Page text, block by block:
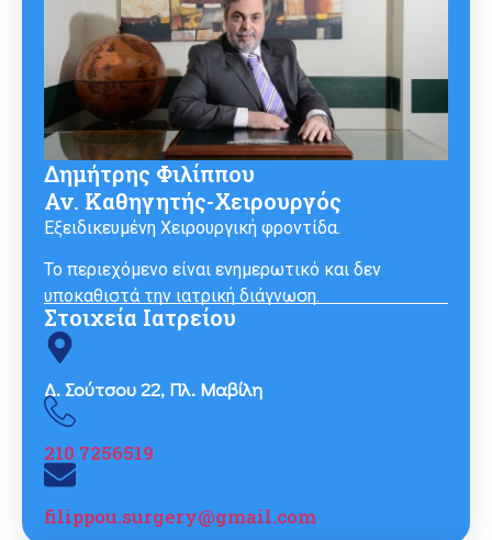
Δημήτρης Φιλίππου
Αν. Καθηγητής-Χειρουργός
Εξειδικευμένη Χειρουργική φροντίδα.
Το περιεχόμενο είναι ενημερωτικό και δεν
υποκαθιστά την ιατρική διάγνωση.
Στοιχεία Ιατρείου
Δ. Σούτσου 22, Πλ. Μαβίλη
210 7256519
filippou.surgery@gmail.com